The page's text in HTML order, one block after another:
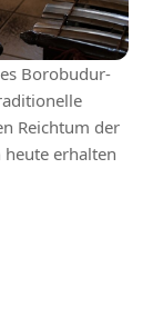
Borobudur-
Reichtum der
erhalten